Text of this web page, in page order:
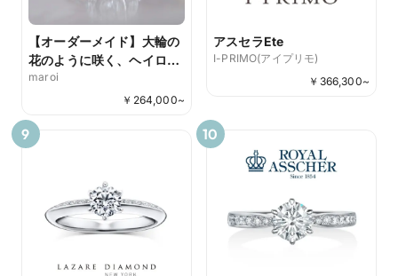
【オーダーメイド】大輪の
花のように咲く、ヘイロー
セッティングのエンゲージ
maroi
￥ 264,000~
アスセラEte
I-PRIMO(アイプリモ)
￥ 366,300~
9 10